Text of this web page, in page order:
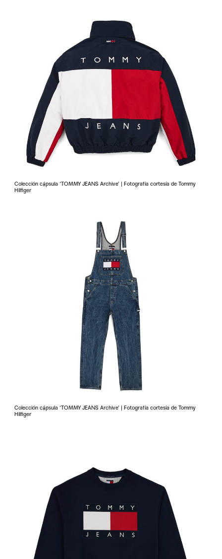
Colección cápsula ‘TOMMY JEANS Archive’ | Fotografía cortesía de Tommy
Hilfiger
Colección cápsula ‘TOMMY JEANS Archive’ | Fotografía cortesía de Tommy
Hilfiger